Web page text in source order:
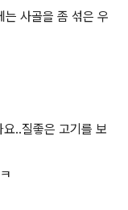
는 사골을 좀 섞은 우
..질좋은 고기를 보